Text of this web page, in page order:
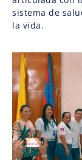
sistema de
la vida.